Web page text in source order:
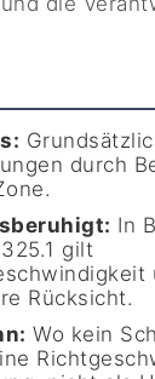
durch
In
gilt
Rücksicht.
Wo kein